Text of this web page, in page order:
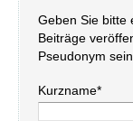
Geben Sie bitte
Beiträge
Pseudonym
Kurzname*